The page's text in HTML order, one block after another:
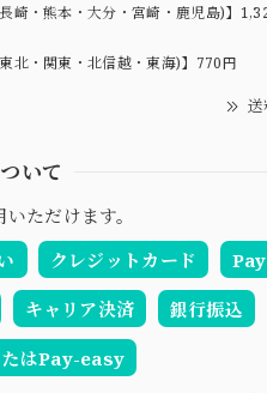
崎・熊本・大分・宮崎・鹿児島)】
北・関東・北信越・東海)】770円
いて
ただけます。
クレジットカード
キャリア決済 銀行振込
たはPay-easy